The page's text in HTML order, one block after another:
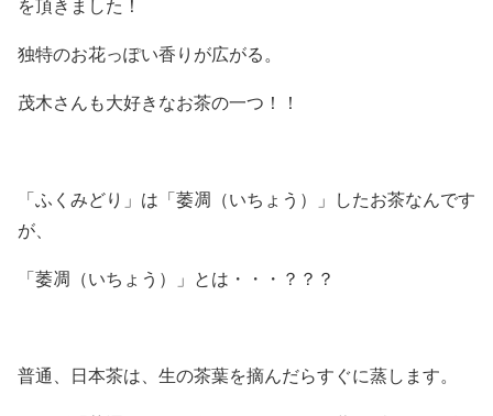
を頂きました！
独特のお花っぽい香りが広がる。
茂木さんも大好きなお茶の一つ！！
「ふくみどり」は「萎凋（いちょう）」したお茶なんです
が、
「萎凋（いちょう）」とは・・・？？？
普通、日本茶は、生の茶葉を摘んだらすぐに蒸します。